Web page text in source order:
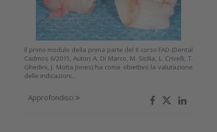
Il primo modulo della prima parte del II corso FAD (Dental
Cadmos 6/2015, Autori A. Di Marco, M. Sicilia, L. Crivelli, T.
Ghedini, J. Motta Jones) ha come obiettivo la valutazione
delle indicazioni...
Approfondisci